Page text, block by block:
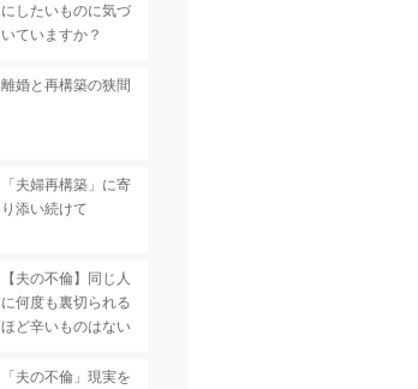
にしたいものに気づ
いていますか？
離婚と再構築の狭間
「夫婦再構築」に寄
り添い続けて
【夫の不倫】同じ人
に何度も裏切られる
ほど辛いものはない
「夫の不倫」現実を